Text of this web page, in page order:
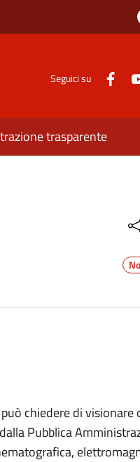
Seguici su
trasparente
chiedere di visionare
Pubblica